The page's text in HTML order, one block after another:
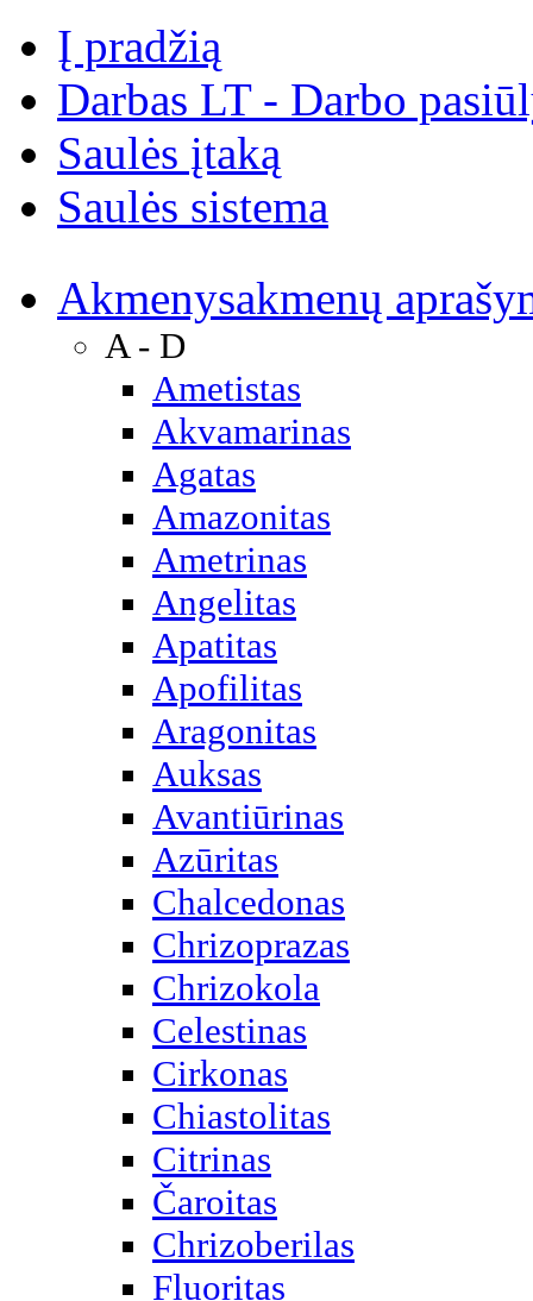
Į pradžią
Darbas LT - Darbo
Saulės įtaką
Saulės sistema
Akmenysakmenų
A - D
Ametistas
Akvamarinas
Agatas
Amazonitas
Ametrinas
Angelitas
Apatitas
Apofilitas
Aragonitas
Auksas
Avantiūrinas
Azūritas
Chalcedonas
Chrizoprazas
Chrizokola
Celestinas
Cirkonas
Chiastolitas
Citrinas
Čaroitas
Chrizoberilas
Fluoritas